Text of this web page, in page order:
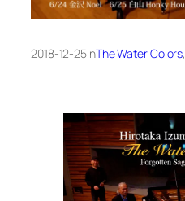
2018-12-25inThe Water Colors,